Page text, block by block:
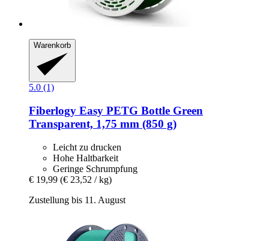
Warenkorb
5.0 (1)
Fiberlogy Easy PETG Bottle Green
Transparent, 1,75 mm (850 g)
Leicht zu drucken
Hohe Haltbarkeit
Geringe Schrumpfung
€ 19,99 (€ 23,52 / kg)
Zustellung bis 11. August